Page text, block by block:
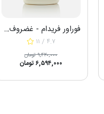
فوراور فریدام - غضروف ساز طبیعی
۱۱ / ۴.۷
۹,۴۲۰,۰۰۰ تومان
۶,۵۹۴,۰۰۰ تومان